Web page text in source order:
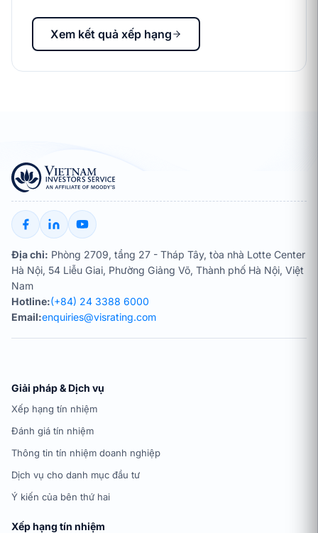
Xem kết quả xếp hạng
Địa chỉ: Phòng 2709, tầng 27 - Tháp Tây, tòa nhà Lotte Center
Hà Nội, 54 Liễu Giai, Phường Giảng Võ, Thành phố Hà Nội, Việt
Nam
Hotline:(+84) 24 3388 6000
Email:enquiries@visrating.com
Giải pháp & Dịch vụ
Xếp hạng tín nhiệm
Đánh giá tín nhiệm
Thông tin tín nhiệm doanh nghiệp
Dịch vụ cho danh mục đầu tư
Ý kiến của bên thứ hai
Xếp hạng tín nhiệm